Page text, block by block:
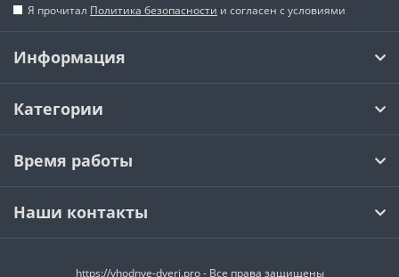
Я прочитал Политика безопасности и согласен с условиями
Информация
Категории
Время работы
Наши контакты
https://vhodnye-dveri.pro - Все права защищены